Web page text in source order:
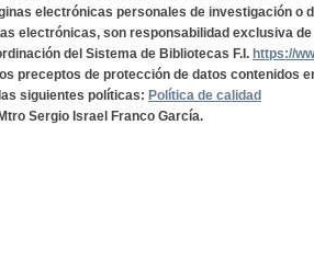
electrónicas personales de investigación o
electrónicas, son responsabilidad exclusiva
del Sistema de Bibliotecas F.I. https://
preceptos de protección de datos contenidos
siguientes políticas: Política de calidad
Sergio Israel Franco García.